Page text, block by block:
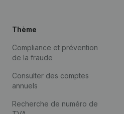
Thème
Compliance et prévention
de la fraude
Consulter des comptes
annuels
Recherche de numéro de